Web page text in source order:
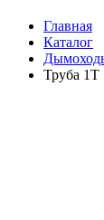
Главная
Каталог
Труба